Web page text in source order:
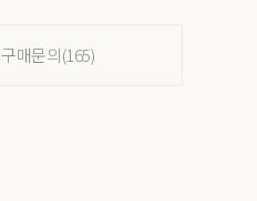
구매문의(165)